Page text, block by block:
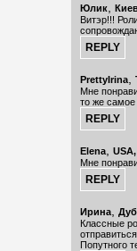
Юлик,
Витэр!!!
PrettyIrina,
Мне
то же самое
Elena,
Мне
Ирина,
Классные
Попутного